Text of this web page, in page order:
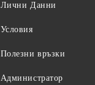
Лични Данни
Условия
Полезни връзки
Администратор